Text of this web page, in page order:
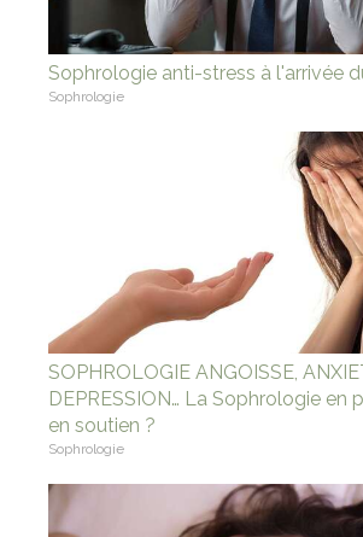
Sophrologie anti-stress à l'arrivée
Sophrologie
SOPHROLOGIE ANGOISSE,
DEPRESSION… La Sophrologie en
en soutien ?
Sophrologie